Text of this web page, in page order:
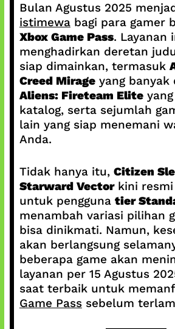
Bulan Agustus 2025
istimewabagi para gamer
Xbox Game Pass. Layanan
menghadirkan deretan
siap dimainkan, termasuk
Creed Mirageyang banyak
Aliens: Fireteam Eliteyang
katalog, serta sejumlah
lain yang siap menemani
Anda.
Tidak hanya itu, Citizen
Starward Vectorkini resmi
untuk pengguna tier
menambah variasi pilihan
bisa dinikmati. Namun,
akan berlangsung
beberapa game akan
layanan per 15 Agustus
saat terbaik untuk
Game Passsebelum